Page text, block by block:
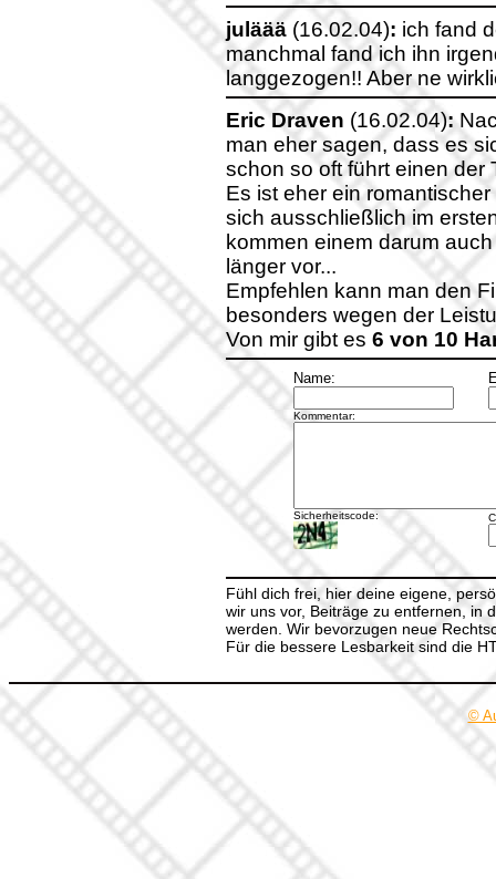
juläää (16.02.04): ich fand
manchmal fand ich ihn
langgezogen!! Aber ne
Eric Draven (16.02.04):
man eher sagen, dass es
schon so oft führt einen der
Es ist eher ein
sich ausschließlich im
kommen einem darum
länger vor...
Empfehlen kann man den
besonders wegen der
Von mir gibt es 6 von 10
Name:
Kommentar:
Sicherheitscode:
Fühl dich frei, hier deine eigene,
wir uns vor, Beiträge zu entfernen, in
werden. Wir bevorzugen neue
Für die bessere Lesbarkeit sind die
©